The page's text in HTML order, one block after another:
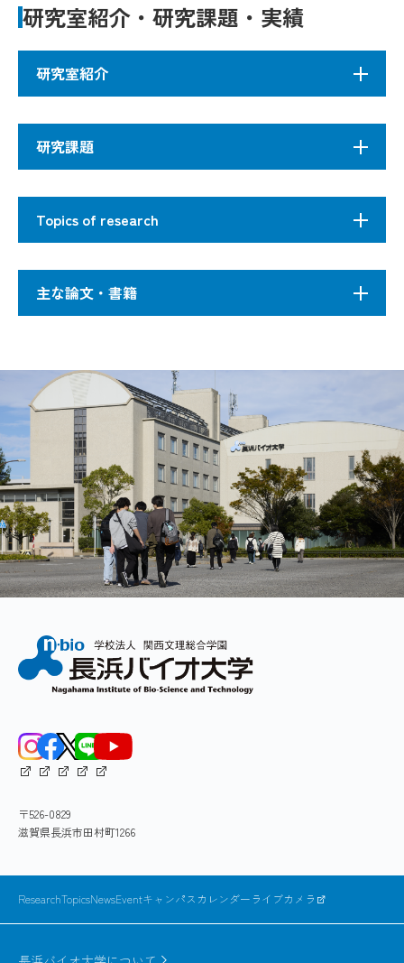
研究室紹介・研究課題・実績
研究室紹介
細胞工学研究室
細胞内に存在するミトコンドリアの研究を行って
「呼吸」や「細胞死」に深く関わっている細胞小
器官の一つです。ミトコンドリアの機能の異常は
糖尿病やがん、アルツハイマー病などの原因と考
ついて追究しています。
酸化ストレスによって誘導される細胞死のメ
細胞内エネルギー代謝の調節と細胞死の関係
についての解析
研究課題
細胞小器官（オルガネラ）のひとつであるミトコ
ンドリアは、細胞内に於けるエネルギー産生の場
であると同時に、様々な代謝反応が行われてお
り、古くからよく研究されてきた。最近の研究か
ら、ミトコンドリアは細胞死にも深く関係するこ
とが明らかになった。すなわち、ミトコンドリア
機能の破綻は種々のエネルギー代謝系や細胞増殖
系の異常を引き起こし、重篤な場合、様々な病気
の原因となることは、想像に難くない。事実、糖
尿病、がん、神経変性疾患等の原因がミトコンド
リアの機能の異常によるものであるという結果が
数多く報告されている。しかしながら、その詳細
な機構については、十分に解明されていない場合
が多い。本研究室では、（１）ミトコンドリアの
タンパク質の局在化の分子機構と、（２）酸化ス
トレス誘導性細胞死とミトコンドリアの関係を明
いる。
キーワード：ミトコンドリア、細胞内タンパク輸
分子機構
ミトコンドリアを構成するタンパク質のほとんど
は、細胞質で合成された後、ミトコンドリア内に
取り込まれる（図中、左の経路）。取り込まれた
Topics of research
Mitochondria, one of the organelles in the eukaryotic
cells, have been extensively studied. The major
mitochondrial function is to generate ATP, the
acid (TCA) cycle and the oxidative phosphorylation
(OXPHOS). Mitochondria also carry out several
important metabolic reactions such as lipid β-
oxidation, urea cycle, heme biosynthesis, iron-sulfer
cluster biosynthesis, to name
Our interests are divided into two main themes as
follows:
How a dually-localized protein is sorted
endoplasmic reticulum?
Most mitochondrial proteins are nuclear-coded,
precursor with mitochondrial targeting signal (MTS),
then transported to mitochondria. While extensive
studies are made, some proteins are reported to be
transported to dual destinations: mitochondria and
the other compartment(s) in the cell. Among these
disulfide isomerase family, is transported not only to
the endoplasmic reticulum, but also to mitochondria.
Now we study on how P5 is sorted to these two
主な論文・書籍
1
Disulfide Isomerase P5- Immunopositive
Shitara, Y., Tonohora, Y., Goto, T.,
protein disulf ide isomerase family,
3
Kamemura, K., Ogawa, M., Ohkubo, S.,
of mitochondrial metabolism by
Kimura, T., Horibe, T., Sakamoto, C.,
187-196.
Suzuki, H., Okazawa, Y.,
37936.
〒526-0829
滋賀県長浜市田村町1266
ResearchTopicsNewsEventキャンパスカレンダーライブカメラ